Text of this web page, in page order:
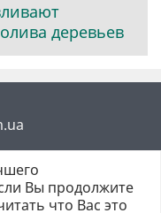
деревьев
Вы продолжите
что Вас это